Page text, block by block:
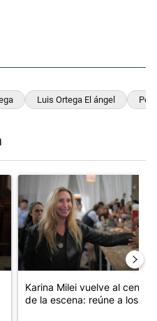
Luis Ortega El ángel
título "Milei, listo para 'atajar'
Un artículo de tendencia
Karina Milei vuelve al centro
de la escena: reúne a los...